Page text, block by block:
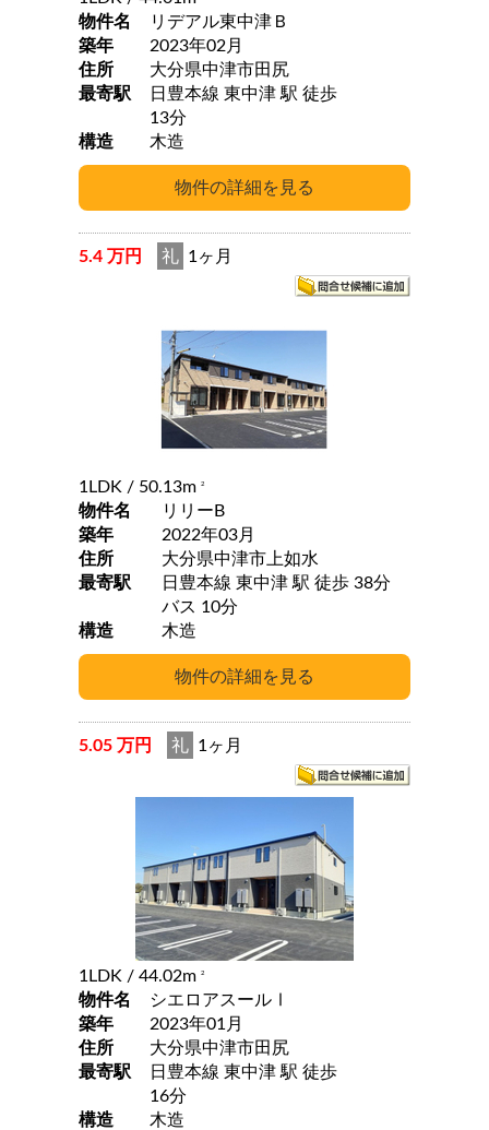
物件名
リデアル東中津Ｂ
築年
2023年02月
住所
大分県中津市田尻
最寄駅
日豊本線 東中津 駅 徒歩
13分
構造
木造
5.4 万円 礼 1ヶ月
1LDK / 50.13m 2
物件名
リリーB
築年
2022年03月
住所
大分県中津市上如水
最寄駅
日豊本線 東中津 駅 徒歩 38分
バス 10分
構造
木造
5.05 万円 礼 1ヶ月
1LDK / 44.02m 2
物件名
シエロアスールⅠ
築年
2023年01月
住所
大分県中津市田尻
最寄駅
日豊本線 東中津 駅 徒歩
16分
構造
木造